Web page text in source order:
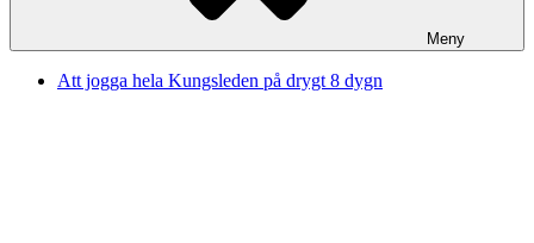
Meny
Att jogga hela Kungsleden på drygt 8 dygn